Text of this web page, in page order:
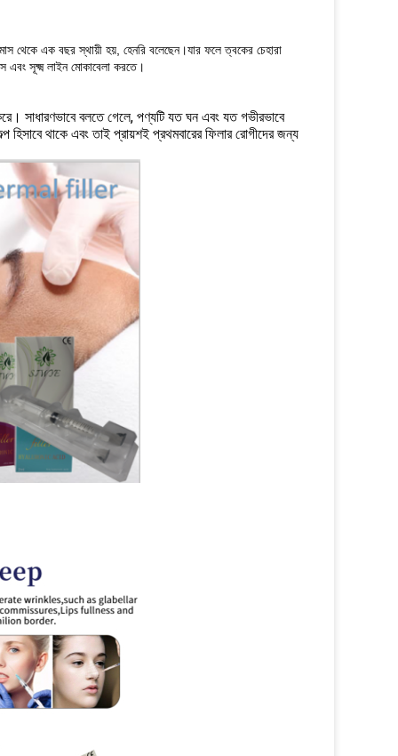
থেকে এক বছর স্থায়ী হয়, হেনরি বলেছেন।যার ফলে ত্বকের চেহারা
সূক্ষ্ম লাইন মোকাবেলা করতে।
সাধারণভাবে বলতে গেলে, পণ্যটি যত ঘন এবং যত গভীরভাবে
হিসাবে থাকে এবং তাই প্রায়শই প্রথমবারের ফিলার রোগীদের জন্য